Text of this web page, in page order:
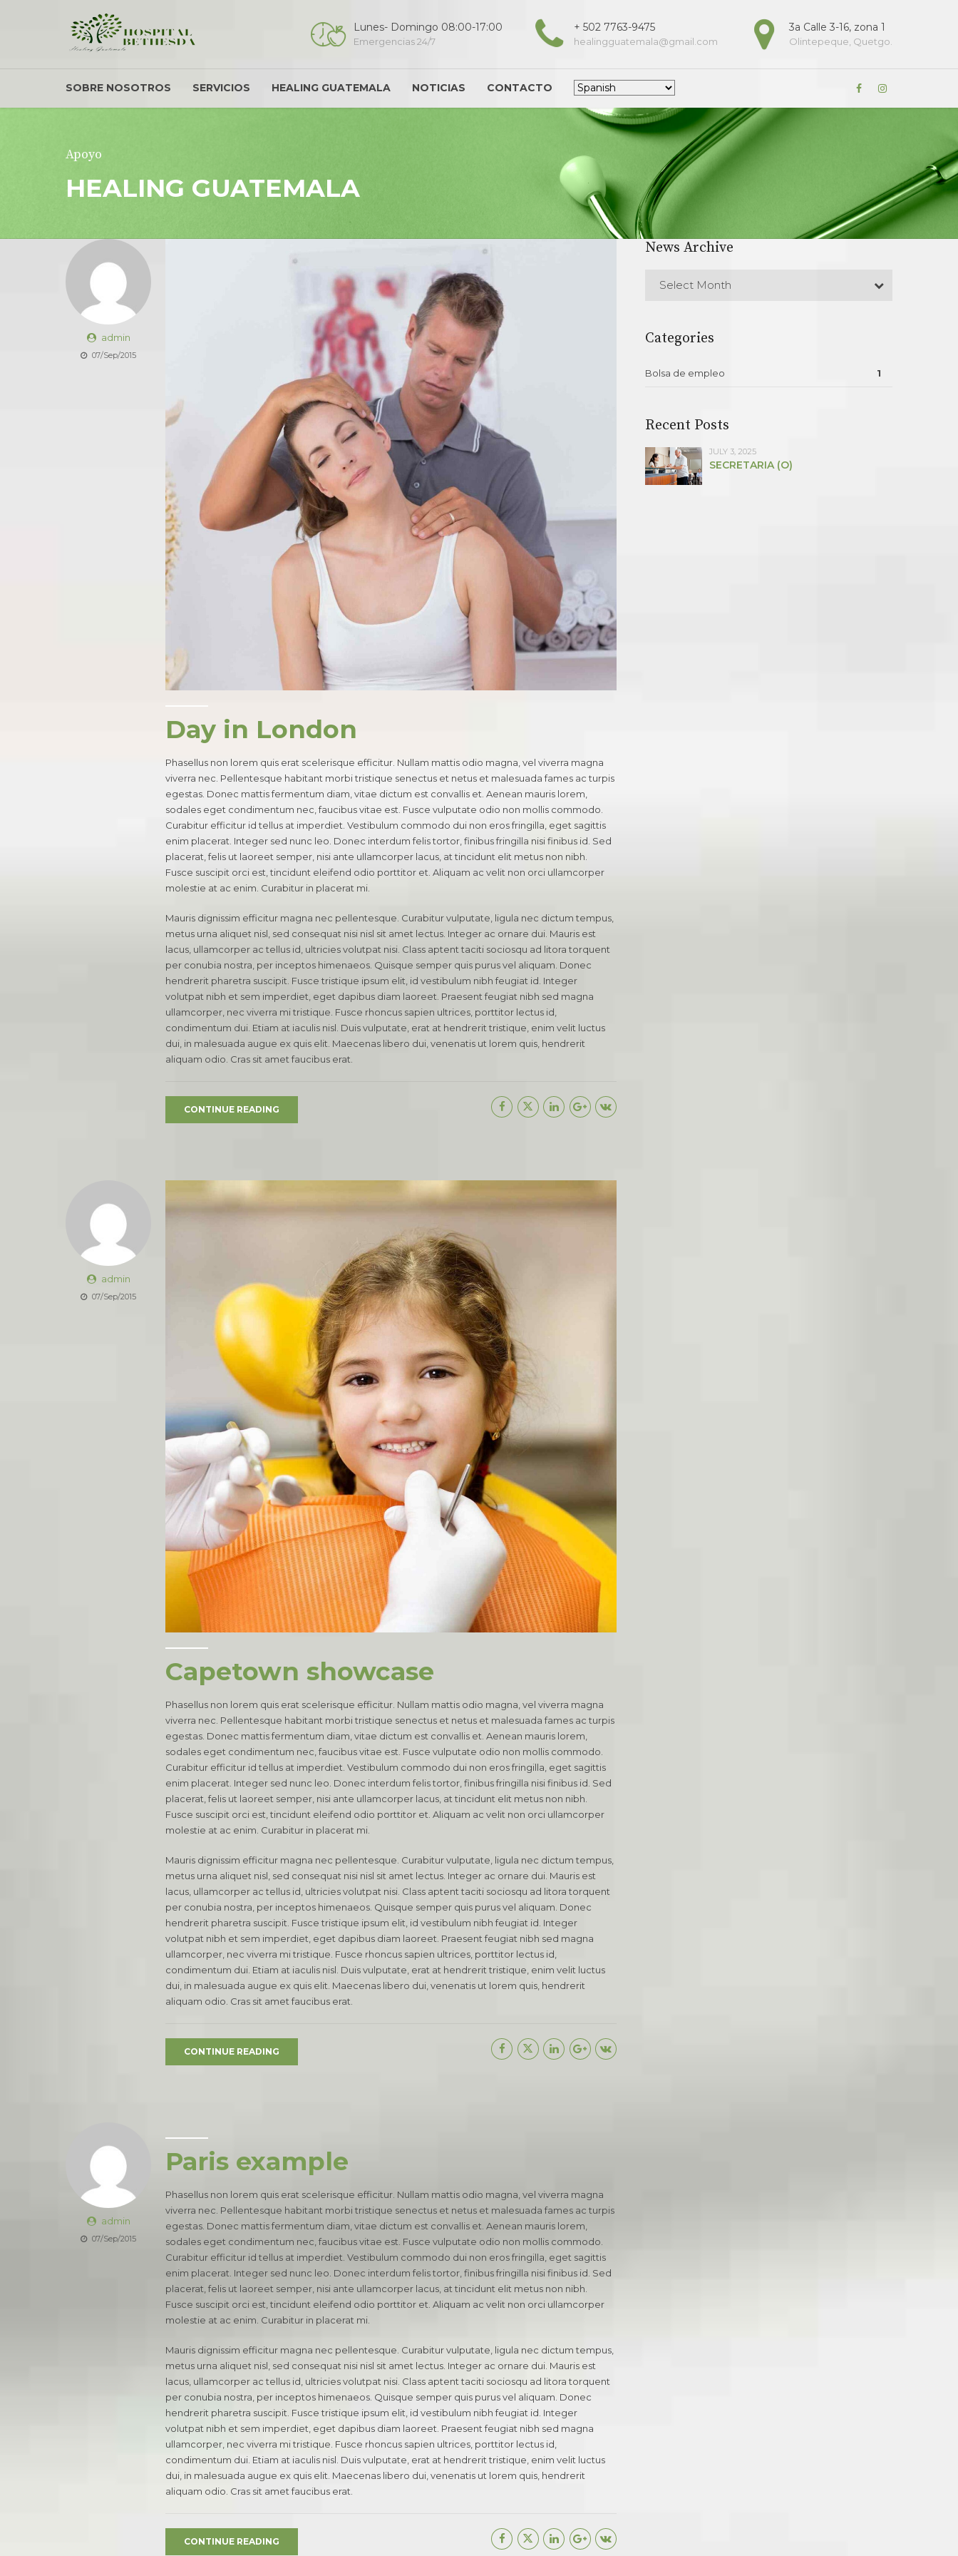
Lunes- Domingo 08:00-17:00
Emergencias 24/7
+ 502 7763-9475
healingguatemala@gmail.com
3a Calle 3-16, zona 1
Olintepeque, Quetgo.
SOBRE NOSOTROS SERVICIOS HEALING GUATEMALA NOTICIAS CONTACTO
Apoyo
HEALING GUATEMALA
admin
07/Sep/2015
Day in London
Phasellus non lorem quis erat scelerisque efficitur. Nullam mattis odio magna, vel viverra magna
viverra nec. Pellentesque habitant morbi tristique senectus et netus et malesuada fames ac turpis
egestas. Donec mattis fermentum diam, vitae dictum est convallis et. Aenean mauris lorem,
sodales eget condimentum nec, faucibus vitae est. Fusce vulputate odio non mollis commodo.
Curabitur efficitur id tellus at imperdiet. Vestibulum commodo dui non eros fringilla, eget sagittis
enim placerat. Integer sed nunc leo. Donec interdum felis tortor, finibus fringilla nisi finibus id. Sed
placerat, felis ut laoreet semper, nisi ante ullamcorper lacus, at tincidunt elit metus non nibh.
Fusce suscipit orci est, tincidunt eleifend odio porttitor et. Aliquam ac velit non orci ullamcorper
molestie at ac enim. Curabitur in placerat mi.
Mauris dignissim efficitur magna nec pellentesque. Curabitur vulputate, ligula nec dictum tempus,
metus urna aliquet nisl, sed consequat nisi nisl sit amet lectus. Integer ac ornare dui. Mauris est
lacus, ullamcorper ac tellus id, ultricies volutpat nisi. Class aptent taciti sociosqu ad litora torquent
per conubia nostra, per inceptos himenaeos. Quisque semper quis purus vel aliquam. Donec
hendrerit pharetra suscipit. Fusce tristique ipsum elit, id vestibulum nibh feugiat id. Integer
volutpat nibh et sem imperdiet, eget dapibus diam laoreet. Praesent feugiat nibh sed magna
ullamcorper, nec viverra mi tristique. Fusce rhoncus sapien ultrices, porttitor lectus id,
condimentum dui. Etiam at iaculis nisl. Duis vulputate, erat at hendrerit tristique, enim velit luctus
dui, in malesuada augue ex quis elit. Maecenas libero dui, venenatis ut lorem quis, hendrerit
aliquam odio. Cras sit amet faucibus erat.
CONTINUE READING
admin
07/Sep/2015
Capetown showcase
Phasellus non lorem quis erat scelerisque efficitur. Nullam mattis odio magna, vel viverra magna
viverra nec. Pellentesque habitant morbi tristique senectus et netus et malesuada fames ac turpis
egestas. Donec mattis fermentum diam, vitae dictum est convallis et. Aenean mauris lorem,
sodales eget condimentum nec, faucibus vitae est. Fusce vulputate odio non mollis commodo.
Curabitur efficitur id tellus at imperdiet. Vestibulum commodo dui non eros fringilla, eget sagittis
enim placerat. Integer sed nunc leo. Donec interdum felis tortor, finibus fringilla nisi finibus id. Sed
placerat, felis ut laoreet semper, nisi ante ullamcorper lacus, at tincidunt elit metus non nibh.
Fusce suscipit orci est, tincidunt eleifend odio porttitor et. Aliquam ac velit non orci ullamcorper
molestie at ac enim. Curabitur in placerat mi.
Mauris dignissim efficitur magna nec pellentesque. Curabitur vulputate, ligula nec dictum tempus,
metus urna aliquet nisl, sed consequat nisi nisl sit amet lectus. Integer ac ornare dui. Mauris est
lacus, ullamcorper ac tellus id, ultricies volutpat nisi. Class aptent taciti sociosqu ad litora torquent
per conubia nostra, per inceptos himenaeos. Quisque semper quis purus vel aliquam. Donec
hendrerit pharetra suscipit. Fusce tristique ipsum elit, id vestibulum nibh feugiat id. Integer
volutpat nibh et sem imperdiet, eget dapibus diam laoreet. Praesent feugiat nibh sed magna
ullamcorper, nec viverra mi tristique. Fusce rhoncus sapien ultrices, porttitor lectus id,
condimentum dui. Etiam at iaculis nisl. Duis vulputate, erat at hendrerit tristique, enim velit luctus
dui, in malesuada augue ex quis elit. Maecenas libero dui, venenatis ut lorem quis, hendrerit
aliquam odio. Cras sit amet faucibus erat.
CONTINUE READING
admin
07/Sep/2015
Paris example
Phasellus non lorem quis erat scelerisque efficitur. Nullam mattis odio magna, vel viverra magna
viverra nec. Pellentesque habitant morbi tristique senectus et netus et malesuada fames ac turpis
egestas. Donec mattis fermentum diam, vitae dictum est convallis et. Aenean mauris lorem,
sodales eget condimentum nec, faucibus vitae est. Fusce vulputate odio non mollis commodo.
Curabitur efficitur id tellus at imperdiet. Vestibulum commodo dui non eros fringilla, eget sagittis
enim placerat. Integer sed nunc leo. Donec interdum felis tortor, finibus fringilla nisi finibus id. Sed
placerat, felis ut laoreet semper, nisi ante ullamcorper lacus, at tincidunt elit metus non nibh.
Fusce suscipit orci est, tincidunt eleifend odio porttitor et. Aliquam ac velit non orci ullamcorper
molestie at ac enim. Curabitur in placerat mi.
Mauris dignissim efficitur magna nec pellentesque. Curabitur vulputate, ligula nec dictum tempus,
metus urna aliquet nisl, sed consequat nisi nisl sit amet lectus. Integer ac ornare dui. Mauris est
lacus, ullamcorper ac tellus id, ultricies volutpat nisi. Class aptent taciti sociosqu ad litora torquent
per conubia nostra, per inceptos himenaeos. Quisque semper quis purus vel aliquam. Donec
hendrerit pharetra suscipit. Fusce tristique ipsum elit, id vestibulum nibh feugiat id. Integer
volutpat nibh et sem imperdiet, eget dapibus diam laoreet. Praesent feugiat nibh sed magna
ullamcorper, nec viverra mi tristique. Fusce rhoncus sapien ultrices, porttitor lectus id,
condimentum dui. Etiam at iaculis nisl. Duis vulputate, erat at hendrerit tristique, enim velit luctus
dui, in malesuada augue ex quis elit. Maecenas libero dui, venenatis ut lorem quis, hendrerit
aliquam odio. Cras sit amet faucibus erat.
CONTINUE READING
News Archive
Select Month
Categories
Bolsa de empleo 1
Recent Posts
JULY 3, 2025
SECRETARIA (O)